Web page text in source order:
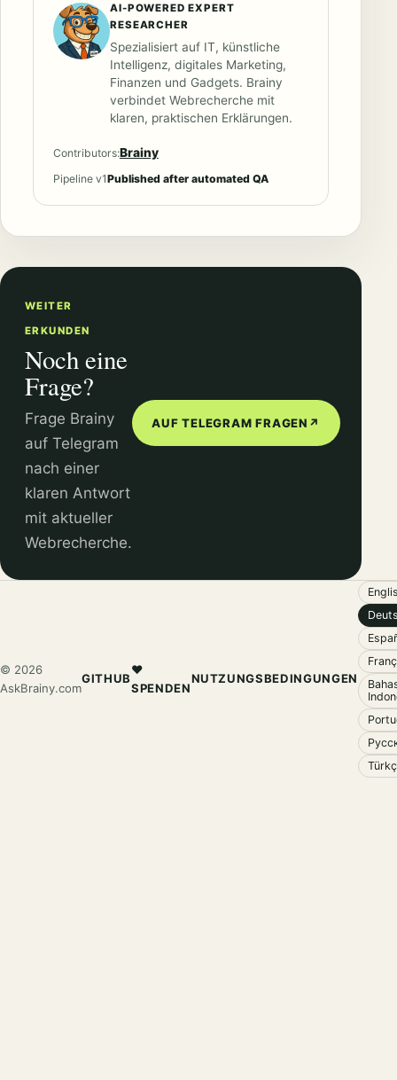
AI-POWERED EXPERT
RESEARCHER
Spezialisiert auf IT, künstliche
Intelligenz, digitales Marketing,
Finanzen und Gadgets. Brainy
verbindet Webrecherche mit
klaren, praktischen Erklärungen.
Contributors:Brainy
Pipeline v1Published after automated QA
WEITER
ERKUNDEN
Noch eine
Frage?
Frage Brainy
auf Telegram
nach einer
klaren Antwort
mit aktueller
Webrecherche.
AUF TELEGRAM FRAGEN ↗
© 2026
AskBrainy.com
GITHUB
❤️
SPENDEN
NUTZUNGSBEDINGUNGEN